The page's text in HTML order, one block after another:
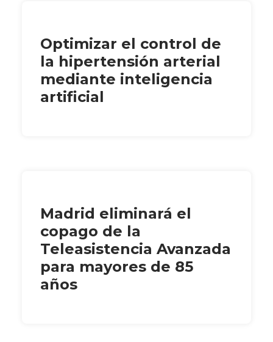
Optimizar el control de
la hipertensión arterial
mediante inteligencia
artificial
Madrid eliminará el
copago de la
Teleasistencia Avanzada
para mayores de 85
años